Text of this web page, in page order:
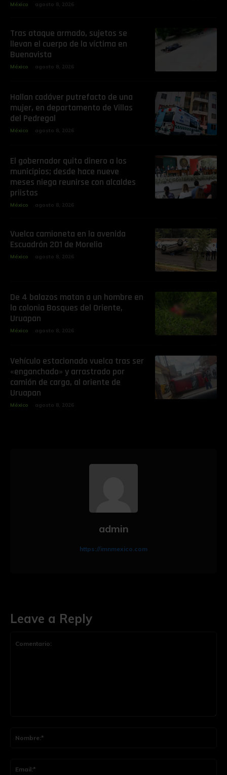
México agosto 8, 2026
Tras ataque armado, sujetos se
llevan el cuerpo de la víctima en
Buenavista
México agosto 8, 2026
Hallan cadáver putrefacto de una
mujer, en departamento de Villas
del Pedregal
México agosto 8, 2026
El gobernador quita dinero a los
municipios; desde hace nueve
meses niega reunirse con alcaldes
priistas
México agosto 8, 2026
Vuelca camioneta en la avenida
Escuadrón 201 de Morelia
México agosto 8, 2026
De 4 balazos matan a un hombre en
la colonia Bosques del Oriente,
Uruapan
México agosto 8, 2026
Vehículo estacionado vuelca tras ser
«enganchado» y arrastrado por
camión de carga, al oriente de
Uruapan
México agosto 8, 2026
Leave a Reply
admin
https://imnmexico.com